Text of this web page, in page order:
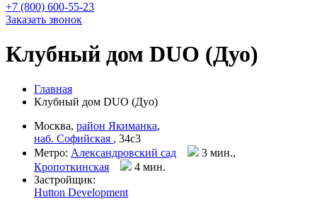
+7 (800) 600-55-23
Заказать звонок
Клубный дом DUO (Дуо)
Главная
Клубный дом DUO (Дуо)
Москва, район Якиманка,
наб. Софийская , 34с3
Метро: Александровский сад
3 мин.,
Кропоткинская
4 мин.
Застройщик:
Hutton Development